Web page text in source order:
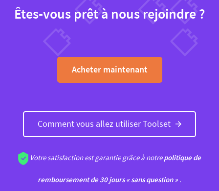
Êtes-vous prêt à nous rejoindre ?
Acheter maintenant
Comment vous allez utiliser Toolset
Votre satisfaction est garantie grâce à notrepolitique de
remboursement de 30 jours « sans question ».